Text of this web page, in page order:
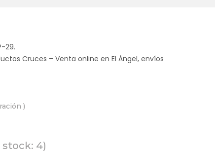
29.
Cruces – Venta online en El Ángel, envíos
)
stock: 4)